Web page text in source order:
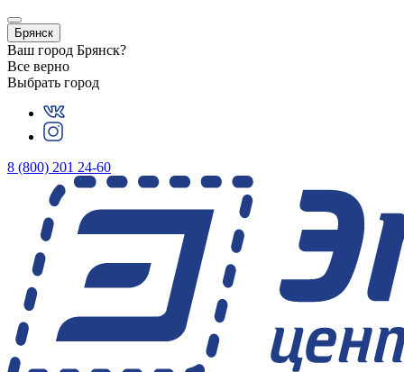
Брянск
Ваш город Брянск?
Все верно
Выбрать город
8 (800) 201 24-60